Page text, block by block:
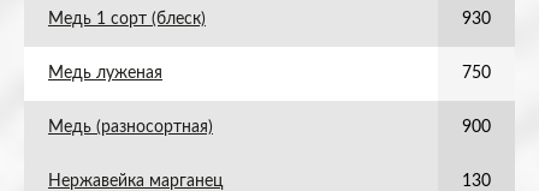
Медь 1 сорт (блеск) 930
Медь луженая 750
Медь (разносортная) 900
Нержавейка марганец 130